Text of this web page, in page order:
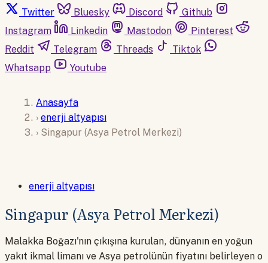
Twitter
Bluesky Discord
Github
Instagram
Linkedin Mastodon
Pinterest
Reddit
Telegram Threads
Tiktok
Whatsapp
Youtube
Anasayfa
› enerji altyapısı
› Singapur (Asya Petrol Merkezi)
enerji altyapısı
Singapur (Asya Petrol Merkezi)
Malakka Boğazı'nın çıkışına kurulan, dünyanın en yoğun
yakıt ikmal limanı ve Asya petrolünün fiyatını belirleyen o